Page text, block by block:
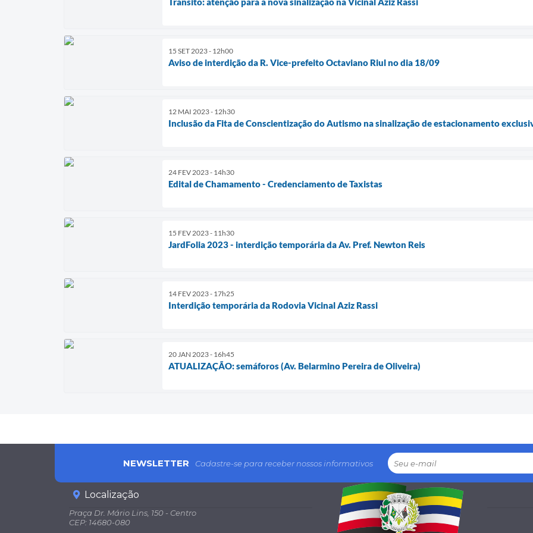
15 SET 2023 - 12h00
Aviso de interdição da R. Vice-prefeito Octaviano Riul no dia 18/09
12 MAI 2023 - 12h30
Inclusão da Fita de Conscientização do Autismo na sinalização de estacionamento
24 FEV 2023 - 14h30
Edital de Chamamento - Credenciamento de Taxistas
15 FEV 2023 - 11h30
JardFolia 2023 - interdição temporária da Av. Pref. Newton Reis
14 FEV 2023 - 17h25
Interdição temporária da Rodovia Vicinal Aziz Rassi
20 JAN 2023 - 16h45
ATUALIZAÇÃO: semáforos (Av. Belarmino Pereira de Oliveira)
NEWSLETTER Cadastre-se para receber nossos informativos
Localização
Praça Dr. Mário Lins, 150 - Centro
CEP: 14680-080